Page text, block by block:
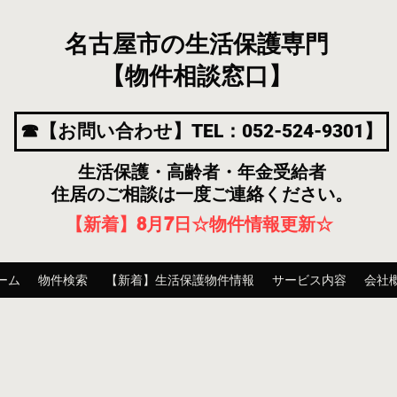
名古屋市の生活保護専門
【物件相談窓口】
☎【お問い合わせ】TEL：052-524-9301】
生活保護・高齢者・年金受給者
住居のご相談は一度ご連絡ください。
【新着】8月7日 ☆物件情報更新☆
ム 物件検索 【新着】生活保護物件情報 サービス内容 会社